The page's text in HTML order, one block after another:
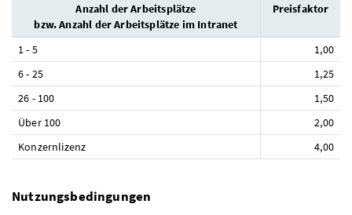
Anzahl der Arbeitsplätze
bzw. Anzahl der Arbeitsplätze im Intranet
Preisfaktor
1 - 5
1,00
6 - 25
1,25
26 - 100
1,50
Über 100
2,00
Konzernlizenz
4,00
Nutzungsbedingungen